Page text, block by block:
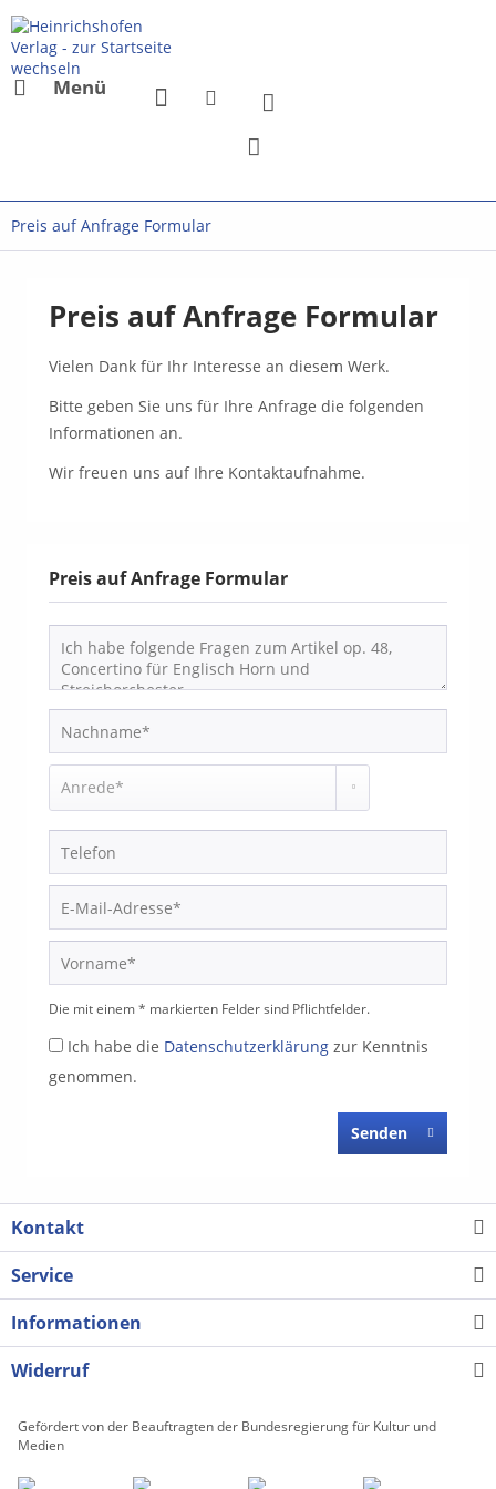
Menü
Preis auf Anfrage Formular
Preis auf Anfrage Formular
Vielen Dank für Ihr Interesse an diesem Werk.
Bitte geben Sie uns für Ihre Anfrage die folgenden
Informationen an.
Wir freuen uns auf Ihre Kontaktaufnahme.
Preis auf Anfrage Formular
Die mit einem * markierten Felder sind Pflichtfelder.
Ich habe die Datenschutzerklärung zur Kenntnis
genommen.
Senden
Kontakt
Service
Informationen
Widerruf
Gefördert von der Beauftragten der Bundesregierung für Kultur und
Medien